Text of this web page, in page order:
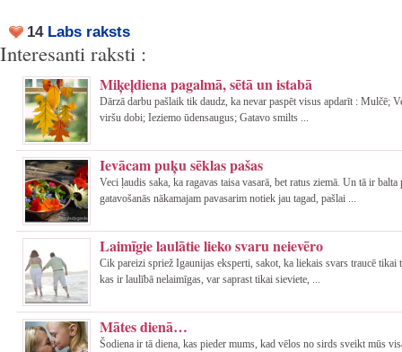
14 Labs raksts
Interesanti raksti :
Miķeļdiena pagalmā, sētā un istabā
Dārzā darbu pašlaik tik daudz, ka nevar paspēt visus apdarīt : Mulčē;
viršu dobi; Ieziemo ūdensaugus; Gatavo smilts ...
Ievācam puķu sēklas pašas
Veci ļaudis saka, ka ragavas taisa vasarā, bet ratus ziemā. Un tā ir
gatavošanās nākamajam pavasarim notiek jau tagad, pašlai ...
Laimīgie laulātie lieko svaru neievēro
Cik pareizi spriež Igaunijas eksperti, sakot, ka liekais svars traucē tikai
kas ir laulībā nelaimīgas, var saprast tikai sieviete, ...
Mātes dienā…
Šodiena ir tā diena, kas pieder mums, kad vēlos no sirds sveikt mūs